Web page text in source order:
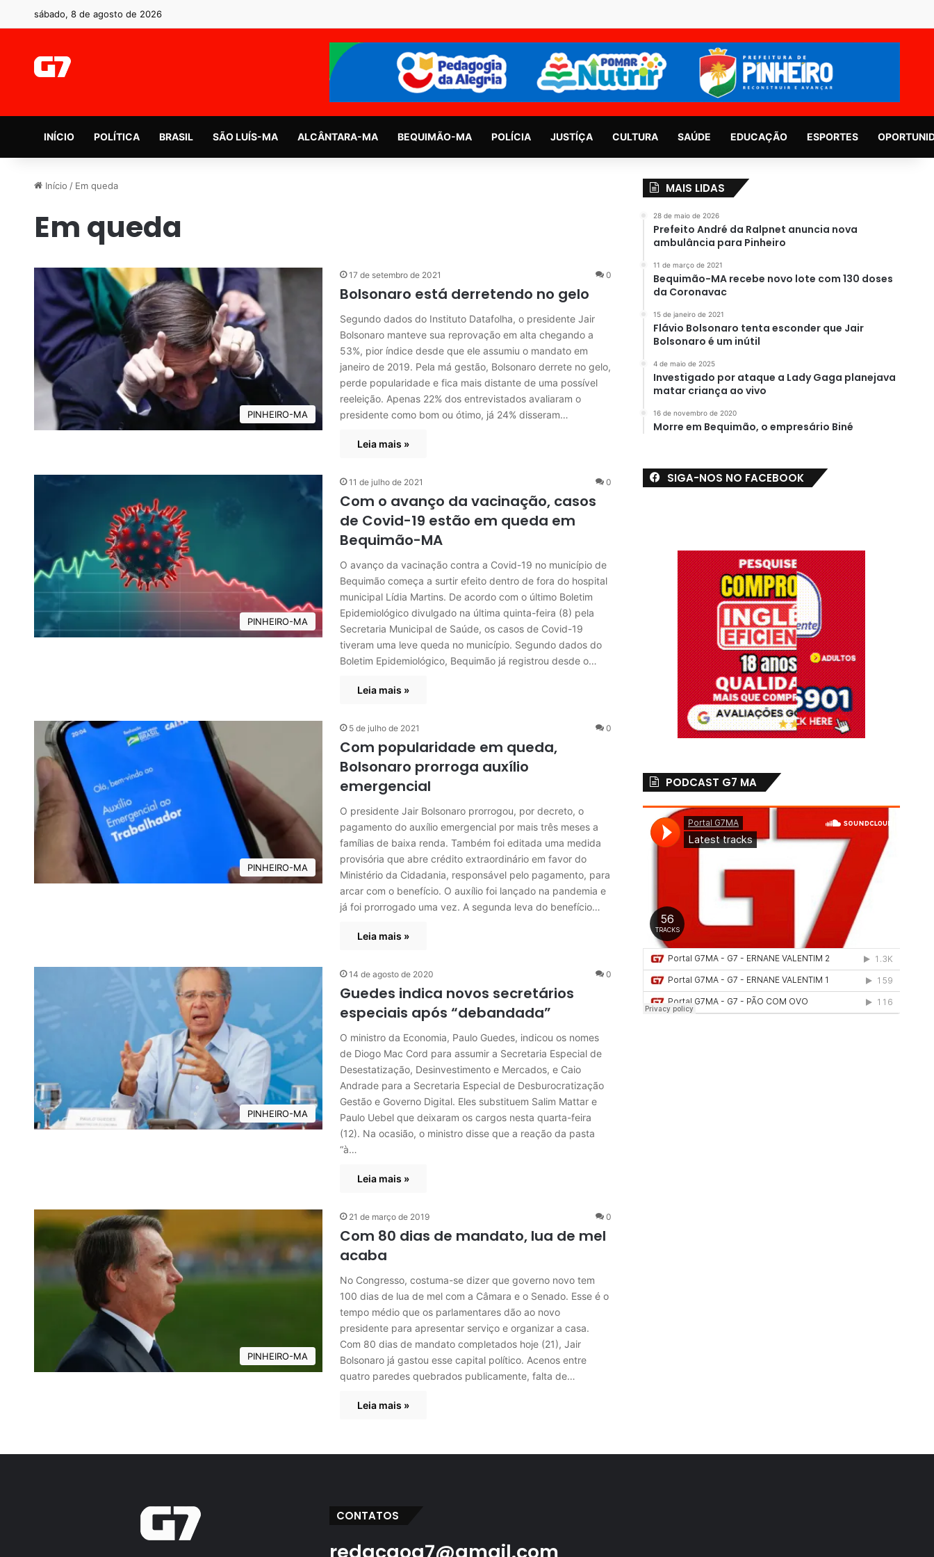
sábado, 8 de agosto de 2026
INÍCIO POLÍTICA BRASIL SÃO LUÍS-MA ALCÂNTARA-MA BEQUIMÃO-MA POLÍCIA JUSTÍÇA CULTURA SAÚDE EDUCAÇÃO ESPORTES
Início / Em queda
Em queda
PINHEIRO-MA
17 de setembro de 2021 0
Bolsonaro está derretendo no gelo
Segundo dados do Instituto Datafolha, o presidente Jair
Bolsonaro manteve sua reprovação em alta chegando a
53%, pior índice desde que ele assumiu o mandato em
janeiro de 2019. Pela má gestão, Bolsonaro derrete no gelo,
perde popularidade e fica mais distante de uma possível
reeleição. Apenas 22% dos entrevistados avaliaram o
presidente como bom ou ótimo, já 24% disseram…
Leia mais »
PINHEIRO-MA
11 de julho de 2021 0
Com o avanço da vacinação, casos
de Covid-19 estão em queda em
Bequimão-MA
O avanço da vacinação contra a Covid-19 no município de
Bequimão começa a surtir efeito dentro de fora do hospital
municipal Lídia Martins. De acordo com o último Boletim
Epidemiológico divulgado na última quinta-feira (8) pela
Secretaria Municipal de Saúde, os casos de Covid-19
tiveram uma leve queda no município. Segundo dados do
Boletim Epidemiológico, Bequimão já registrou desde o…
Leia mais »
PINHEIRO-MA
5 de julho de 2021 0
Com popularidade em queda,
Bolsonaro prorroga auxílio
emergencial
O presidente Jair Bolsonaro prorrogou, por decreto, o
pagamento do auxílio emergencial por mais três meses a
famílias de baixa renda. Também foi editada uma medida
provisória que abre crédito extraordinário em favor do
Ministério da Cidadania, responsável pelo pagamento, para
arcar com o benefício. O auxílio foi lançado na pandemia e
já foi prorrogado uma vez. A segunda leva do benefício…
Leia mais »
PINHEIRO-MA
14 de agosto de 2020 0
Guedes indica novos secretários
especiais após “debandada”
O ministro da Economia, Paulo Guedes, indicou os nomes
de Diogo Mac Cord para assumir a Secretaria Especial de
Desestatização, Desinvestimento e Mercados, e Caio
Andrade para a Secretaria Especial de Desburocratização
Gestão e Governo Digital. Eles substituem Salim Mattar e
Paulo Uebel que deixaram os cargos nesta quarta-feira
(12). Na ocasião, o ministro disse que a reação da pasta
“à…
Leia mais »
PINHEIRO-MA
21 de março de 2019 0
Com 80 dias de mandato, lua de mel
acaba
No Congresso, costuma-se dizer que governo novo tem
100 dias de lua de mel com a Câmara e o Senado. Esse é o
tempo médio que os parlamentares dão ao novo
presidente para apresentar serviço e organizar a casa.
Com 80 dias de mandato completados hoje (21), Jair
Bolsonaro já gastou esse capital político. Acenos entre
quatro paredes quebrados publicamente, falta de…
Leia mais »
MAIS LIDAS
28 de maio de 2026
Prefeito André da Ralpnet anuncia nova
ambulância para Pinheiro
11 de março de 2021
Bequimão-MA recebe novo lote com 130 doses
da Coronavac
15 de janeiro de 2021
Flávio Bolsonaro tenta esconder que Jair
Bolsonaro é um inútil
4 de maio de 2025
Investigado por ataque a Lady Gaga planejava
matar criança ao vivo
16 de novembro de 2020
Morre em Bequimão, o empresário Biné
SIGA-NOS NO FACEBOOK
PODCAST G7 MA
CONTATOS
redacaog7@gmail.com